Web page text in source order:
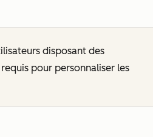
disposant des
pour personnaliser les